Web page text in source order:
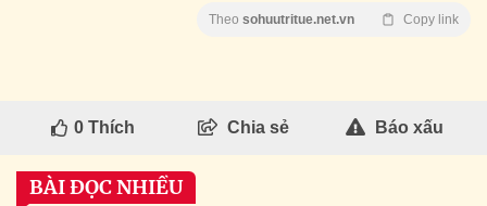
Theo sohuutritue.net.vn Copy link
0Thích Chia sẻ Báo xấu
BÀI ĐỌC NHIỀU